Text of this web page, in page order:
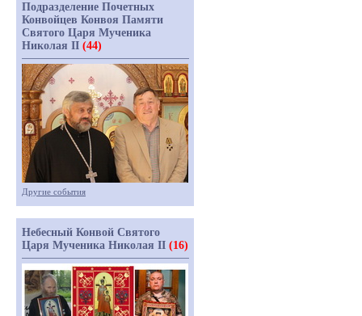
Подразделение Почетных
Конвойцев Конвоя Памяти
Святого Царя Мученика
Николая II (44)
Другие события
Небесный Конвой Святого
Царя Мученика Николая II (16)